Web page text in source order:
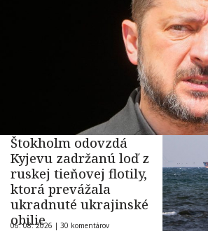
Štokholm odovzdá
Kyjevu zadržanú loď z
ruskej tieňovej flotily,
ktorá prevážala
ukradnuté ukrajinské
obilie
06. 08. 2026 | 30 komentárov